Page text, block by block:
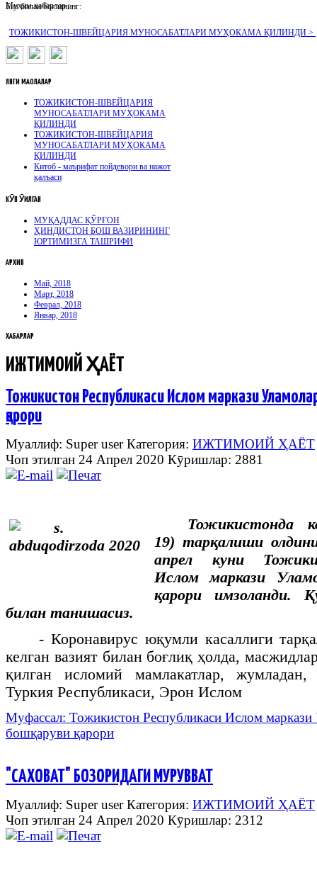
Муҳим хабарлар :
ТОЖИКИСТОН-ШВЕЙЦАРИЯ МУНОСАБАТЛАРИ МУҲОКАМА ҚИЛИНДИ >
Биз билан боғланинг:
ЯНГИ МАҚОЛАЛАР
ТОЖИКИСТОН-ШВЕЙЦАРИЯ
МУНОСАБАТЛАРИ МУҲОКАМА
ҚИЛИНДИ
ТОЖИКИСТОН-ШВЕЙЦАРИЯ
МУНОСАБАТЛАРИ МУҲОКАМА
ҚИЛИНДИ
Китоб - маърифат пойдевори ва нажот
қалъаси
КӮП ӮҚИЛГАН
МУҚАДДАС ҚЎРҒОН
ҲИНДИСТОН БОШ ВАЗИРИНИНГ
ЮРТИМИЗГА ТАШРИФИ
АРХИВ
Май, 2018
Март, 2018
Феврал, 2018
Январ, 2018
ХАБАРЛАР
ИЖТИМОИЙ ҲАЁТ
Тожикистон Республикаси Ислом маркази
қарори
Муаллиф: Super userКатегория: ИЖТИМОИЙ ҲАЁТ
Чоп этилган 24 Апрел 2020 Кӯришлар: 2881
Тожикистонда
19) тарқалиши
апрел куни
Ислом маркази
қарори имзоланди.
билан танишасиз.
- Коронавирус юқумли касаллиги
келган вазият билан боғлиқ ҳолда,
қилган исломий мамлакатлар,
Туркия Республикаси, Эрон Ислом
Муфассал: Тожикистон Республикаси Ислом маркази
бошқаруви қарори
"САХОВАТ" БОЗОРИДАГИ МУРУВВАТ
Муаллиф: Super userКатегория: ИЖТИМОИЙ ҲАЁТ
Чоп этилган 24 Апрел 2020 Кӯришлар: 2312